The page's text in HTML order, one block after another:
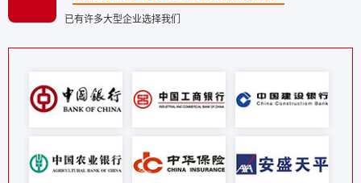
已有许多大型企业选择我们